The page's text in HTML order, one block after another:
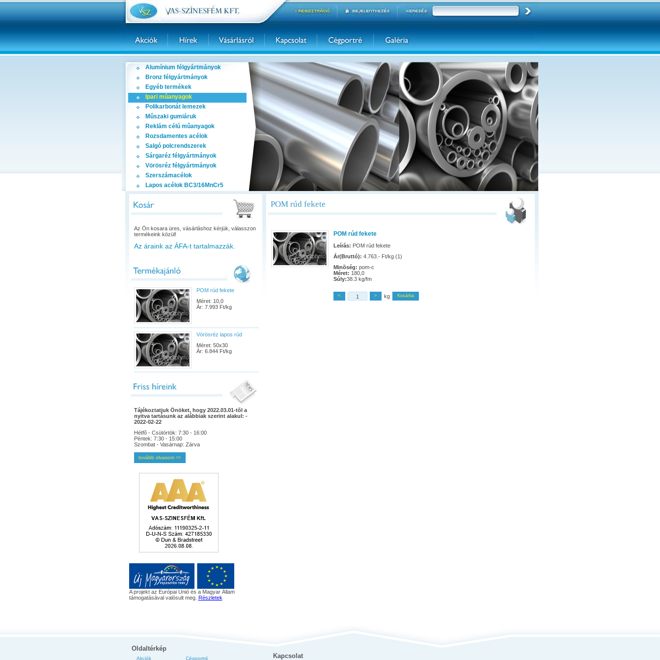
Alumínium félgyártmányok
Bronz félgyártmányok
Egyéb termékek
Ipari mûanyagok
Polikarbonát lemezek
Mûszaki gumiáruk
Reklám célú mûanyagok
Rozsdamentes acélok
Salgó polcrendszerek
Sárgaréz félgyártmányok
Vörösréz félgyártmányok
Szerszámacélok
Lapos acélok BC3/16MnCr5
Az Ön kosara üres, vásárláshoz kérjük, válasszon
termékeink közül!
Az áraink az ÁFA-t tartalmazzák.
POM rúd fekete
Méret: 10,0
Ár: 7.993 Ft/kg
Vörösréz lapos rúd
Méret: 50x30
Ár: 6.844 Ft/kg
Tájékoztatjuk Önöket, hogy 2022.03.01-tõl a
nyitva tartásunk az alábbiak szerint alakul: -
2022-02-22
Hétfõ - Csütörtök: 7:30 - 16:00
Péntek: 7:30 - 15:00
Szombat - Vasárnap: Zárva
tovább olvasom >>
A projekt az Európai Unió és a Magyar Állam
támogatásával valósult meg. Részletek
POM rúd fekete
POM rúd fekete
Leírás: POM rúd fekete
Ár(Bruttó): 4.763.- Ft/kg (1)
Minõség: pom-c
Méret: 180,0
Súly:38.3 kg/fm
< > kg Kosárba
Oldaltérkép
Akciók Cégportré Kapcsolat